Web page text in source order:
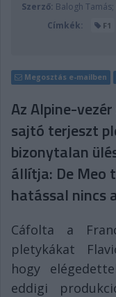
Szerző: Balogh
Címkék:
F1
Megosztás e-mailben
Az Alpine-
sajtó terjeszt
bizonytalan
állítja: De Meo
hatással nincs
Cáfolta a
pletykákat
hogy
eddigi